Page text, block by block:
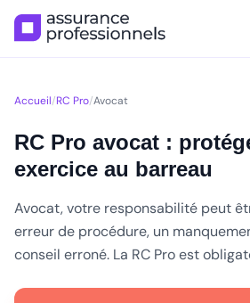
Accueil/RC Pro/Avocat
RC Pro avocat :
exercice au barreau
Avocat, votre responsabilité peut
erreur de procédure, un
conseil erroné. La RC Pro est